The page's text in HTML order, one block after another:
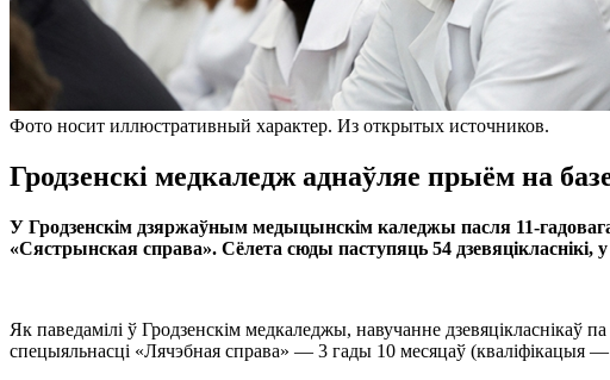
Фото носит иллюстративный характер. Из открытых источников.
Гродзенскі медкаледж аднаўляе прыём на
У Гродзенскім дзяржаўным медыцынскім каледжы пасля 11-
«Сястрынская справа». Сёлета сюды паступяць 54
Як паведамілі ў Гродзенскім медкаледжы, навучанне
спецыяльнасці «Лячэбная справа» — 3 гады 10 месяцаў (кваліфікацыя